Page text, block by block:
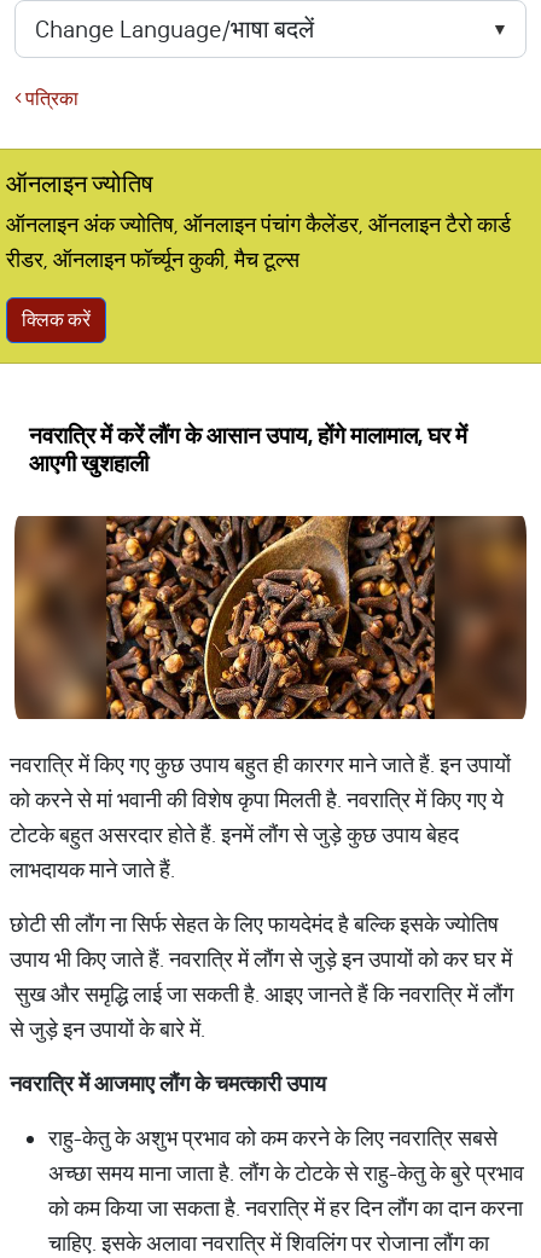
पत्रिका
ऑनलाइन ज्योतिष
ऑनलाइन अंक ज्योतिष, ऑनलाइन पंचांग कैलेंडर, ऑनलाइन टैरो कार्ड
रीडर, ऑनलाइन फॉर्च्यून कुकी, मैच टूल्स
क्लिक करें
नवरात्रि में करें लौंग के आसान उपाय, होंगे मालामाल, घर में
आएगी खुशहाली
नवरात्रि में किए गए कुछ उपाय बहुत ही कारगर माने जाते हैं. इन उपायों
को करने से मां भवानी की व‍िशेष कृपा मिलती है. नवरात्रि में किए गए ये
टोटके बहुत असरदार होते हैं. इनमें लौंग से जुड़े कुछ उपाय बेहद
लाभदायक माने जाते हैं.
छोटी सी लौंग ना सिर्फ सेहत के लिए फायदेमंद है बल्कि इसके ज्योतिष
उपाय भी किए जाते हैं. नवरात्रि में लौंग से जुड़े इन उपायों को कर घर में
सुख और समृद्धि लाई जा सकती है. आइए जानते हैं कि नवरात्रि में लौंग
से जुड़े इन उपायों के बारे में.
नवरात्रिमेंआजमाएलौंगकेचमत्कारीउपाय
राहु-केतु के अशुभ प्रभाव को कम करने के लिए नवरात्रि सबसे
अच्‍छा समय माना जाता है. लौंग के टोटके से राहु-केतु के बुरे प्रभाव
को कम किया जा सकता है. नवरात्रि में हर दिन लौंग का दान करना
चाहिए. इसके अलावा नवरात्रि में शिवलिंग पर रोजाना लौंग का